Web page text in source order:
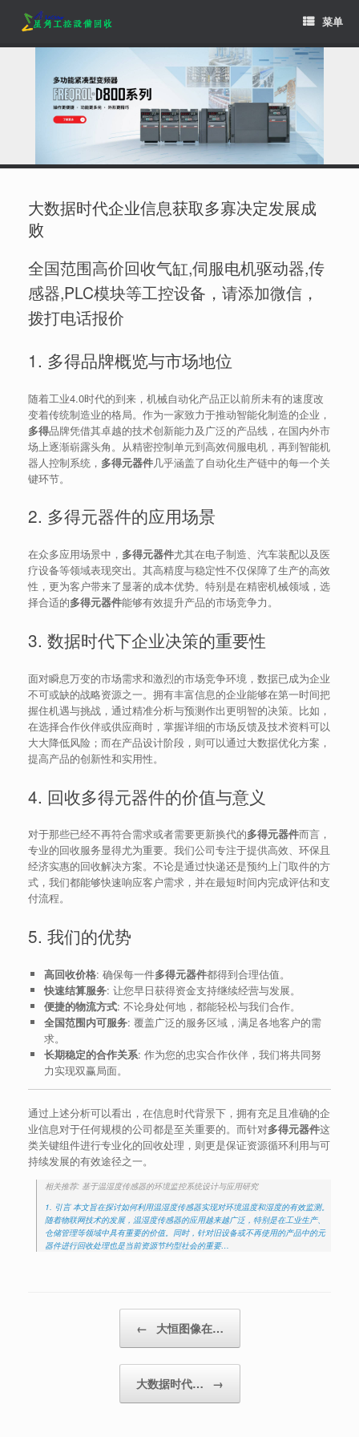
content
菜单
大数据时代企业信息获取多寡决定发展成
败
全国范围高价回收气缸,伺服电机驱动器,传
感器,PLC模块等工控设备，请添加微信，
拨打电话报价
1. 多得品牌概览与市场地位
随着工业4.0时代的到来，机械自动化产品正以前所未有的速度改
变着传统制造业的格局。作为一家致力于推动智能化制造的企业，
多得品牌凭借其卓越的技术创新能力及广泛的产品线，在国内外市
场上逐渐崭露头角。从精密控制单元到高效伺服电机，再到智能机
器人控制系统， 多得元器件几乎涵盖了自动化生产链中的每一个关
键环节。
2. 多得元器件的应用场景
在众多应用场景中， 多得元器件尤其在电子制造、汽车装配以及医
疗设备等领域表现突出。其高精度与稳定性不仅保障了生产的高效
性，更为客户带来了显著的成本优势。特别是在精密机械领域，选
择合适的多得元器件能够有效提升产品的市场竞争力。
3. 数据时代下企业决策的重要性
面对瞬息万变的市场需求和激烈的市场竞争环境，数据已成为企业
不可或缺的战略资源之一。拥有丰富信息的企业能够在第一时间把
握住机遇与挑战，通过精准分析与预测作出更明智的决策。比如，
在选择合作伙伴或供应商时，掌握详细的市场反馈及技术资料可以
大大降低风险；而在产品设计阶段，则可以通过大数据优化方案，
提高产品的创新性和实用性。
4. 回收多得元器件的价值与意义
对于那些已经不再符合需求或者需要更新换代的多得元器件而言，
专业的回收服务显得尤为重要。我们公司专注于提供高效、环保且
经济实惠的回收解决方案。不论是通过快递还是预约上门取件的方
式，我们都能够快速响应客户需求，并在最短时间内完成评估和支
付流程。
5. 我们的优势
高回收价格: 确保每一件多得元器件都得到合理估值。
快速结算服务: 让您早日获得资金支持继续经营与发展。
便捷的物流方式: 不论身处何地，都能轻松与我们合作。
全国范围内可服务: 覆盖广泛的服务区域，满足各地客户的需
求。
长期稳定的合作关系: 作为您的忠实合作伙伴，我们将共同努
力实现双赢局面。
通过上述分析可以看出，在信息时代背景下，拥有充足且准确的企
业信息对于任何规模的公司都是至关重要的。而针对多得元器件这
类关键组件进行专业化的回收处理，则更是保证资源循环利用与可
持续发展的有效途径之一。
相关推荐: 基于温湿度传感器的环境监控系统设计与应用研究
1. 引言 本文旨在探讨如何利用温湿度传感器实现对环境温度和湿度的有效监测。
随着物联网技术的发展，温湿度传感器的应用越来越广泛，特别是在工业生产、
仓储管理等领域中具有重要的价值。同时，针对旧设备或不再使用的产品中的元
器件进行回收处理也是当前资源节约型社会的重要…
← 大恒图像在…
大数据时代… →